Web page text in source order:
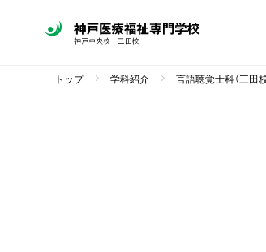
トップ 学科紹介 言語聴覚士科（三田